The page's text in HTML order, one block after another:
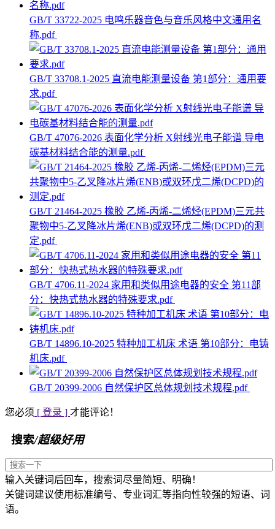
GB/T 33722-2025 电鸣乐器音色与音乐风格中文通用名
称.pdf
GB/T 33708.1-2025 直流电能测量设备 第1部分：通用要
求.pdf
GB/T 47076-2026 表面化学分析 X射线光电子能谱 导电
碳基材料结合能的测量.pdf
GB/T 21464-2025 橡胶 乙烯-丙烯-二烯烃(EPDM)三元共
聚物中5-乙叉降冰片烯(ENB)或双环戊二烯(DCPD)的测
定.pdf
GB/T 4706.11-2024 家用和类似用途电器的安全 第11部
分：快热式热水器的特殊要求.pdf
GB/T 14896.10-2025 特种加工机床 术语 第10部分：电铸
机床.pdf
GB/T 20399-2006 自然保护区总体规划技术规程.pdf
您必须 [ 登录 ] 才能评论！
搜索/超级好用
输入关键词后回车，搜索词尽量简短、明确！
关键词建议使用标准编号、专业词汇等指向性较强的短语、词
语。